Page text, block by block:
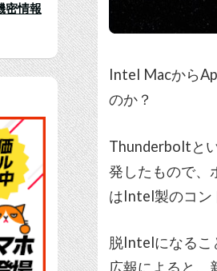
密情報
Intel Macから
のか？
Thunderboltと
発したもので、
はIntel製のコン
脱Intelになるこ
広報によると